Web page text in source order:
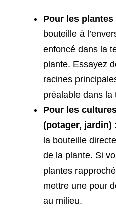
Pour les plantes
bouteille à
enfoncé dans la
plante. Essayez
racines
préalable dans la
Pour les
(potager, jardin)
la bouteille
de la plante. Si
plantes
mettre une pour
au milieu.